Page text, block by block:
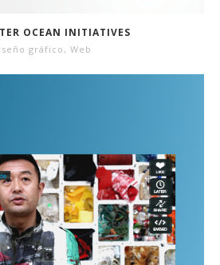
OCEAN INITIATIVES
gráfico , Web